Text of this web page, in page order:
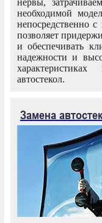
нервы,
необходимой
непосредственно
позволяет
и обеспечивать
надежности и
автостекол.
Замена